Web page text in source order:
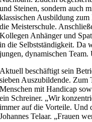
und Steinen, sondern auch
klassischen Ausbildung zum
die Meisterschule.
Kollegen Anhänger und
in die Selbstständigkeit. Da
jungen, dynamischen Team.
Aktuell beschäftigt sein
sieben Auszubildende. Zum
Menschen mit Handicap
ein Schreiner. „Wir
immer auf die Vorteile. Und
Johannes Telaar. „Frauen